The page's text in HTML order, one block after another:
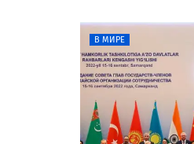
В МИРЕ